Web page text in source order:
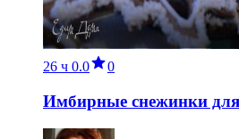
26 ч 0.0 0
Имбирные снежинки